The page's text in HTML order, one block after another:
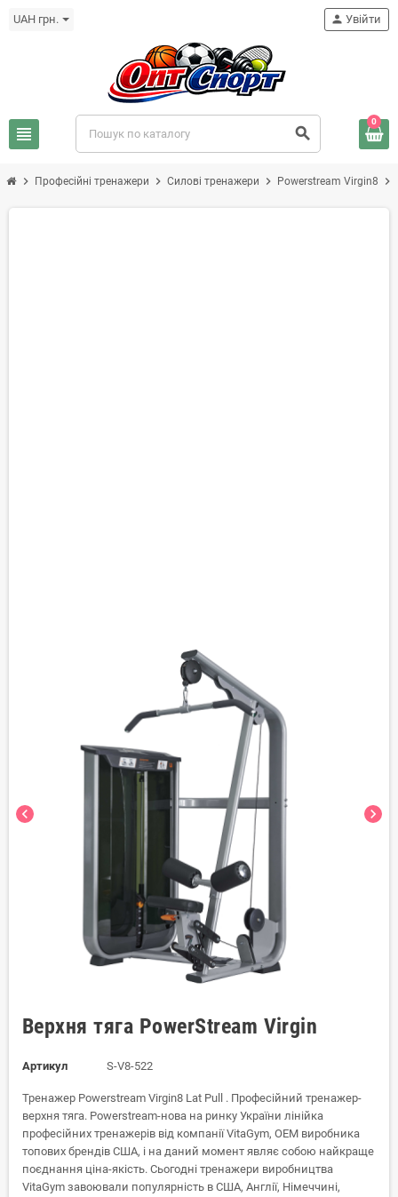
UAH грн.
view_headline search
person Увійти
0
chevron_right Професійні тренажери chevron_right Силові тренажери chevron_right Powerstream Virgin8 chevron_right
chevron_left chevron_right
Верхня тяга PowerStream Virgin
Артикул S-V8-522
Тренажер Powerstream Virgin8 Lat Pull . Професійний тренажер-
верхня тяга. Powerstream-нова на ринку України лінійка
професійних тренажерів від компанії VitaGym, OEM виробника
топових брендів США, і на даний момент являє собою найкраще
поєднання ціна-якість. Сьогодні тренажери виробництва
VitaGym завоювали популярність в США, Англії, Німеччині,